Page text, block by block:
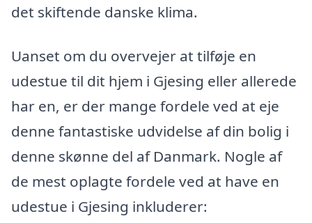
det skiftende danske klima.
Uanset om du overvejer at tilføje en
udestue til dit hjem i Gjesing eller allerede
har en, er der mange fordele ved at eje
denne fantastiske udvidelse af din bolig i
denne skønne del af Danmark. Nogle af
de mest oplagte fordele ved at have en
udestue i Gjesing inkluderer: